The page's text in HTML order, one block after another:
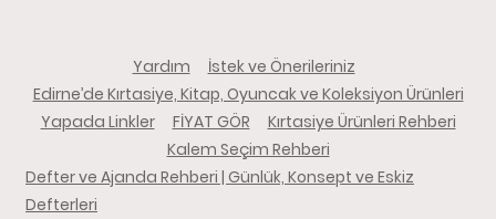
Yardım
İstek ve Önerileriniz
Edirne’de Kırtasiye, Kitap, Oyuncak ve Koleksiyon Ürünleri
Yapada Linkler
FİYAT GÖR
Kırtasiye Ürünleri Rehberi
Kalem Seçim Rehberi
Defter ve Ajanda Rehberi | Günlük, Konsept ve Eskiz
Defterleri